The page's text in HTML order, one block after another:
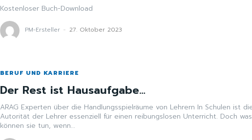
Kostenloser Buch-Download
PM-Ersteller - 27. Oktober 2023
BERUF UND KARRIERE
Der Rest ist Hausaufgabe…
ARAG Experten über die Handlungsspielräume von Lehrern In Schulen ist die
Autorität der Lehrer essenziell für einen reibungslosen Unterricht. Doch was
können sie tun, wenn...